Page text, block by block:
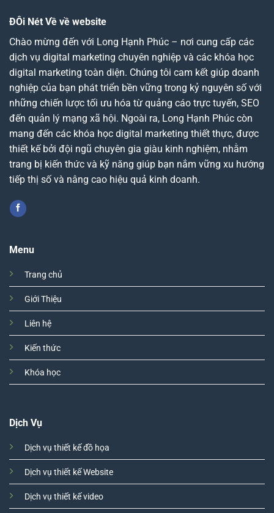
ĐÔi Nét Về về website
Chào mừng đến với Long Hạnh Phúc – nơi cung cấp các
dịch vụ digital marketing chuyên nghiệp và các khóa học
digital marketing toàn diện. Chúng tôi cam kết giúp doanh
nghiệp của bạn phát triển bền vững trong kỷ nguyên số với
những chiến lược tối ưu hóa từ quảng cáo trực tuyến, SEO
đến quản lý mạng xã hội. Ngoài ra, Long Hạnh Phúc còn
mang đến các khóa học digital marketing thiết thực, được
thiết kế bởi đội ngũ chuyên gia giàu kinh nghiệm, nhằm
trang bị kiến thức và kỹ năng giúp bạn nắm vững xu hướng
tiếp thị số và nâng cao hiệu quả kinh doanh.
Menu
Trang chủ
Giới Thiệu
Liên hệ
Kiến thức
Khóa học
Dịch Vụ
Dịch vụ thiết kế đồ họa
Dịch vụ thiết kế Website
Dịch vụ thiết kế video